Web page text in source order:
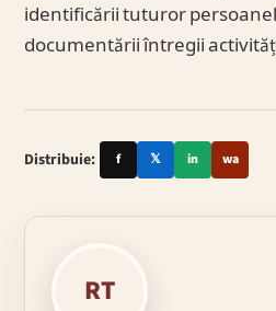
identificării tuturor
documentării întregii
Distribuie: f 𝕏 in wa
RT